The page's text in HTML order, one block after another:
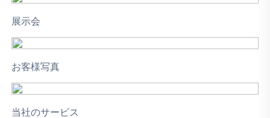
展示会
お客様写真
当社のサービス